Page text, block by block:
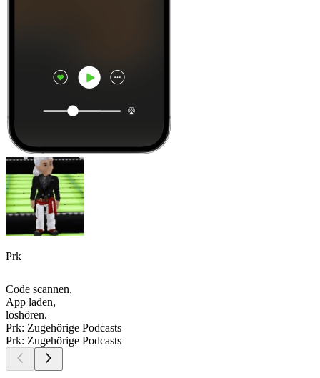
Prk
Code scannen,
App laden,
loshören.
Prk: Zugehörige Podcasts
Prk: Zugehörige Podcasts